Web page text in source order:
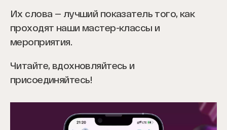
Их слова — лучший показатель того, как
проходят наши мастер-классы и
мероприятия.
Читайте, вдохновляйтесь и
присоединяйтесь!